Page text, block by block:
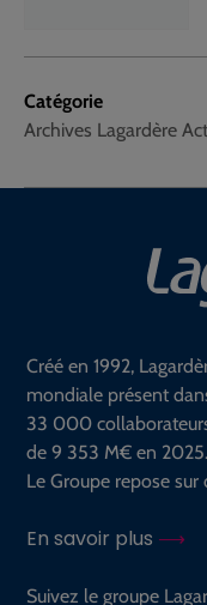
Catégorie
Archives Lagardère
Créé en 1992,
mondiale présent
33 000
de 9 353 M€ en 2025.
Le Groupe repose
En savoir plus
Suivez le groupe